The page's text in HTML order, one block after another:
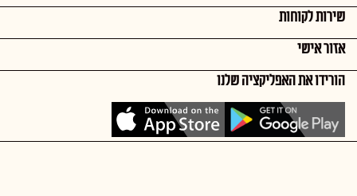
שירות לקוחות
אזור אישי
הורידו את האפליקציה שלנו